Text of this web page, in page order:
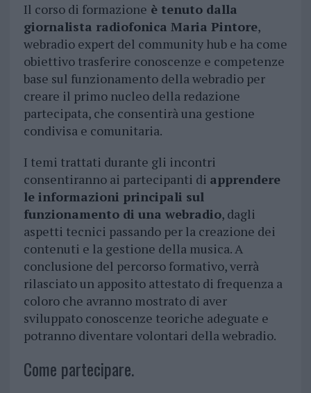
Il corso di formazione è tenuto dalla
giornalista radiofonica Maria Pintore,
webradio expert del community hub e ha come
obiettivo trasferire conoscenze e competenze
base sul funzionamento della webradio per
creare il primo nucleo della redazione
partecipata, che consentirà una gestione
condivisa e comunitaria.
I temi trattati durante gli incontri
consentiranno ai partecipanti di apprendere
le informazioni principali sul
funzionamento di una webradio, dagli
aspetti tecnici passando per la creazione dei
contenuti e la gestione della musica. A
conclusione del percorso formativo, verrà
rilasciato un apposito attestato di frequenza a
coloro che avranno mostrato di aver
sviluppato conoscenze teoriche adeguate e
potranno diventare volontari della webradio.
Come partecipare.